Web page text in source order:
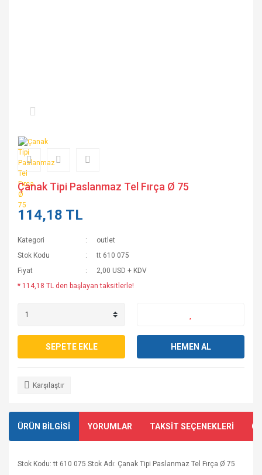
Çanak Tipi Paslanmaz Tel Fırça Ø 75
114,18 TL
Kategori
outlet
Stok Kodu
tt 610 075
Fiyat
2,00 USD + KDV
* 114,18 TL den başlayan taksitlerle!
SEPETE EKLE HEMEN AL
Karşılaştır
ÜRÜN BİLGİSİ YORUMLAR TAKSİT SEÇENEKLERİ
Stok Kodu: tt 610 075 Stok Adı: Çanak Tipi Paslanmaz Tel Fırça Ø 75